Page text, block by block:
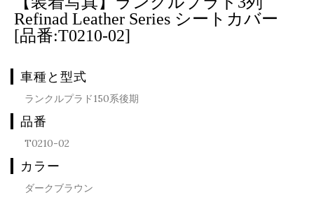
Refinad Leather Series シートカバー
[品番:T0210-02]
車種と型式
ランクルプラド150系後期
品番
T0210-02
カラー
ダークブラウン